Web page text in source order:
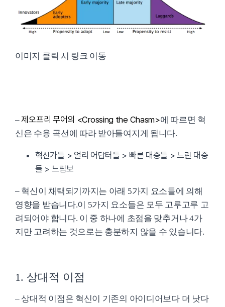
이미지 클릭 시 링크 이동
–제오프리 무어의 <Crossing the Chasm>에 따르면 혁
신은 수용 곡선에 따라 받아들여지게 됩니다.
혁신가들 > 얼리 어답터들 > 빠른 대중들 > 느린 대중
들 > 느림보
– 혁신이 채택되기까지는 아래 5가지 요소들에 의해
영향을 받습니다.이 5가지 요소들은 모두 고루고루 고
려되어야 합니다. 이 중 하나에 초점을 맞추거나 4가
지만 고려하는 것으로는 충분하지 않을 수 있습니다.
1. 상대적 이점
– 상대적 이점은 혁신이 기존의 아이디어보다 더 낫다